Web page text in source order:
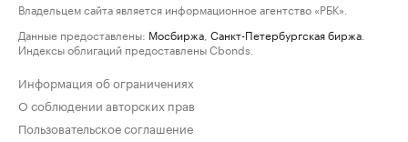
Владельцем сайта является информационное агентство «РБК».
Данные предоставлены: Мосбиржа Санкт-Петербургская биржа
Индексы облигаций предоставлены Cbonds.
Информация об ограничениях
О соблюдении авторских прав
Пользовательское соглашение